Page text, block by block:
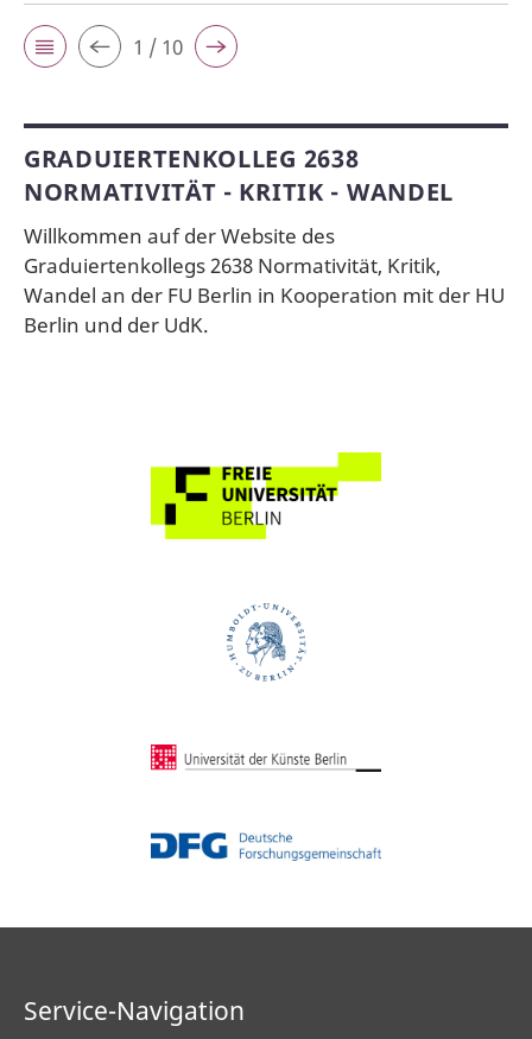
1 / 10
GRADUIERTENKOLLEG 2638
NORMATIVITÄT - KRITIK - WANDEL
Willkommen auf der Website des
Graduiertenkollegs 2638 Normativität, Kritik,
Wandel an der FU Berlin in Kooperation mit der HU
Berlin und der UdK.
Service-Navigation